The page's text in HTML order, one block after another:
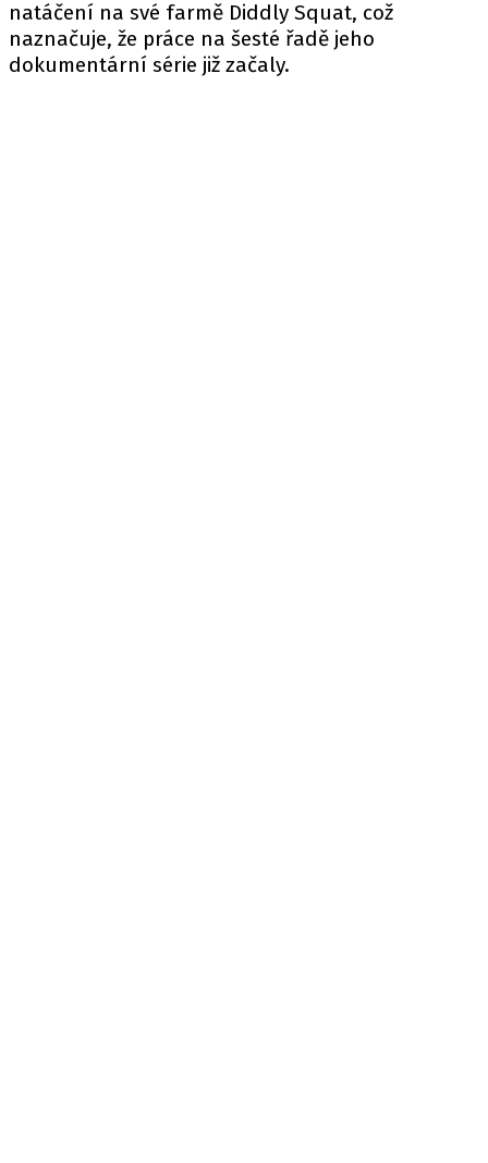
natáčení na své farmě Diddly Squat, což
naznačuje, že práce na šesté řadě jeho
dokumentární série již začaly.